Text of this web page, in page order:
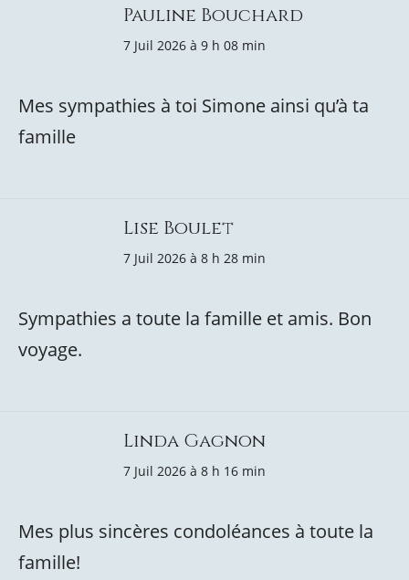
Pauline Bouchard
7 Juil 2026 à 9 h 08 min
Mes sympathies à toi Simone ainsi qu’à ta
famille
Lise Boulet
7 Juil 2026 à 8 h 28 min
Sympathies a toute la famille et amis. Bon
voyage.
Linda Gagnon
7 Juil 2026 à 8 h 16 min
Mes plus sincères condoléances à toute la
famille!